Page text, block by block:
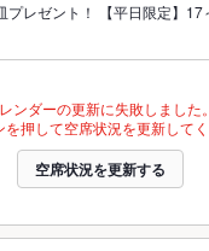
プレゼント！ 【平日限定】17
ンダーの更新に失敗しました。
押して空席状況を更新してく
空席状況を更新する